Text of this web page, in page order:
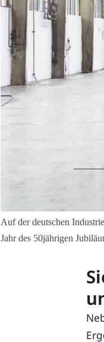
Auf der deutschen
Jahr des 50jährigen